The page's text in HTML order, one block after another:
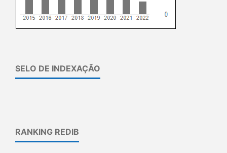
SELO DE INDEXAÇÃO
RANKING REDIB